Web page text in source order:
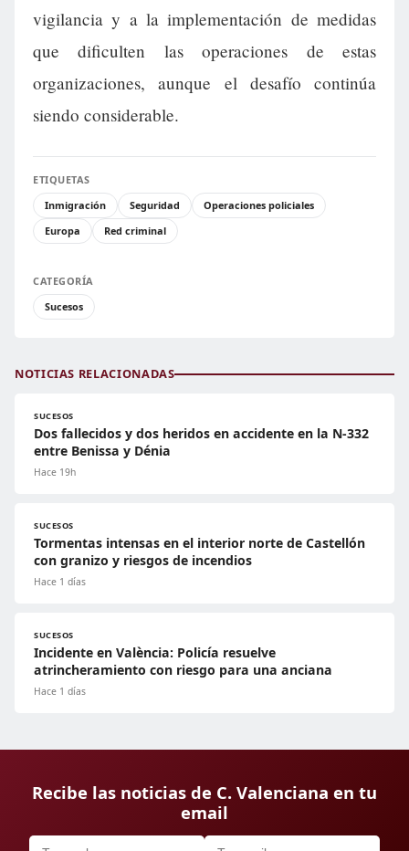
vigilancia y a la implementación de medidas
que dificulten las operaciones de estas
organizaciones, aunque el desafío continúa
siendo considerable.
ETIQUETAS
Inmigración
Seguridad
Operaciones policiales
Europa
Red criminal
CATEGORÍA
Sucesos
NOTICIAS RELACIONADAS
SUCESOS
Dos fallecidos y dos heridos en accidente en la N-332
entre Benissa y Dénia
Hace 19h
SUCESOS
Tormentas intensas en el interior norte de Castellón
con granizo y riesgos de incendios
Hace 1 días
SUCESOS
Incidente en València: Policía resuelve
atrincheramiento con riesgo para una anciana
Hace 1 días
Recibe las noticias de C. Valenciana en tu
email